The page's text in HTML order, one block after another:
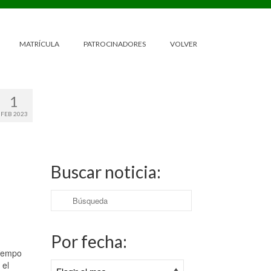
MATRÍCULA PATROCINADORES VOLVER
1
FEB 2023
Buscar noticia:
Buscar
por:
Por fecha: